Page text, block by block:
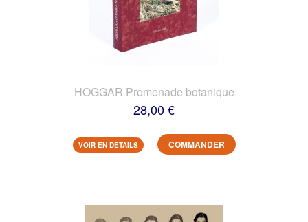
HOGGAR Promenade botanique
28,00 €
VOIR EN DETAILS COMMANDER